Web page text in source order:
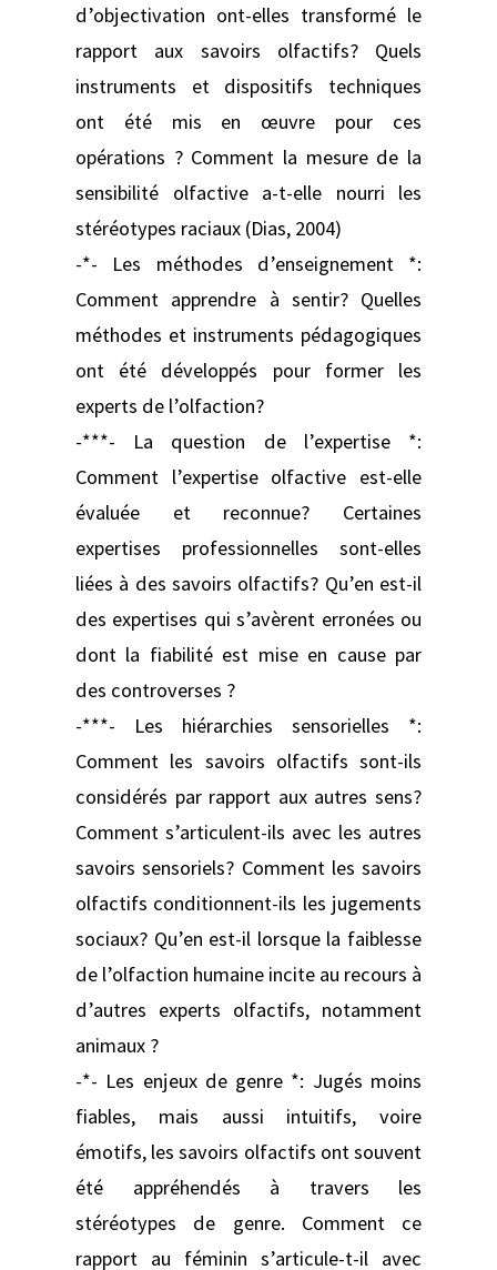
d’objectivation ont-elles transformé le
rapport aux savoirs olfactifs? Quels
instruments et dispositifs techniques
ont été mis en œuvre pour ces
opérations ? Comment la mesure de la
sensibilité olfactive a-t-elle nourri les
stéréotypes raciaux (Dias, 2004)
-*- Les méthodes d’enseignement *:
Comment apprendre à sentir? Quelles
méthodes et instruments pédagogiques
ont été développés pour former les
experts de l’olfaction?
-***- La question de l’expertise *:
Comment l’expertise olfactive est-elle
évaluée et reconnue? Certaines
expertises professionnelles sont-elles
liées à des savoirs olfactifs? Qu’en est-il
des expertises qui s’avèrent erronées ou
dont la fiabilité est mise en cause par
des controverses ?
-***- Les hiérarchies sensorielles *:
Comment les savoirs olfactifs sont-ils
considérés par rapport aux autres sens?
Comment s’articulent-ils avec les autres
savoirs sensoriels? Comment les savoirs
olfactifs conditionnent-ils les jugements
sociaux? Qu’en est-il lorsque la faiblesse
de l’olfaction humaine incite au recours à
d’autres experts olfactifs, notamment
animaux ?
-*- Les enjeux de genre *: Jugés moins
fiables, mais aussi intuitifs, voire
émotifs, les savoirs olfactifs ont souvent
été appréhendés à travers les
stéréotypes de genre. Comment ce
rapport au féminin s’articule-t-il avec